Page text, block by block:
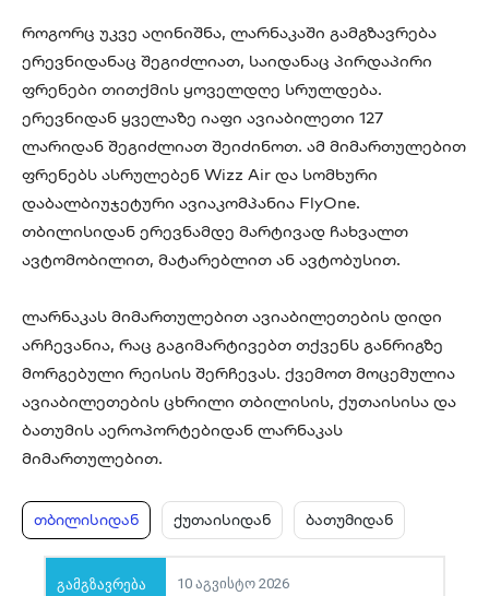
როგორც უკვე აღინიშნა, ლარნაკაში გამგზავრება
ერევნიდანაც შეგიძლიათ, საიდანაც პირდაპირი
ფრენები თითქმის ყოველდღე სრულდება.
ერევნიდან ყველაზე იაფი ავიაბილეთი 127
ლარიდან შეგიძლიათ შეიძინოთ. ამ მიმართულებით
ფრენებს ასრულებენ Wizz Air და სომხური
დაბალბიუჯეტური ავიაკომპანია FlyOne.
თბილისიდან ერევნამდე მარტივად ჩახვალთ
ავტომობილით, მატარებლით ან ავტობუსით.
ლარნაკას მიმართულებით ავიაბილეთების დიდი
არჩევანია, რაც გაგიმარტივებთ თქვენს განრიგზე
მორგებული რეისის შერჩევას. ქვემოთ მოცემულია
ავიაბილეთების ცხრილი თბილისის, ქუთაისისა და
ბათუმის აეროპორტებიდან ლარნაკას
მიმართულებით.
თბილისიდან ქუთაისიდან ბათუმიდან
10 აგვისტო 2026